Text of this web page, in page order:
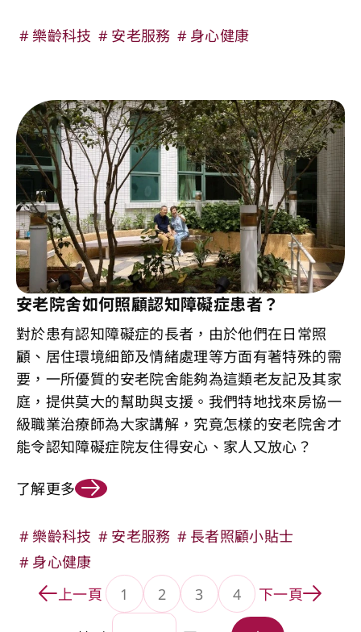
樂齡科技 安老服務 身心健康
安老院舍如何照顧認知障礙症患者？
對於患有認知障礙症的長者，由於他們在日常照
顧、居住環境細節及情緒處理等方面有著特殊的需
要，一所優質的安老院舍能夠為這類老友記及其家
庭，提供莫大的幫助與支援。我們特地找來房協一
級職業治療師為大家講解，究竟怎樣的安老院舍才
能令認知障礙症院友住得安心、家人又放心？
了解更多
樂齡科技 安老服務
長者照顧小貼士
身心健康
上一頁
1
轉到頁面
2
轉到頁面
3
轉到頁面
4 下一頁